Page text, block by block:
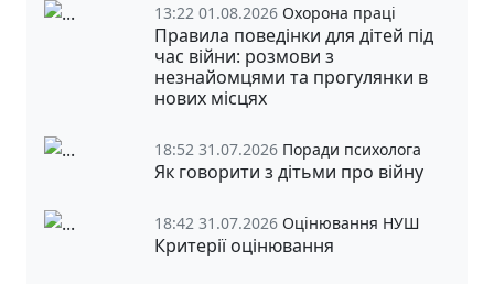
13:22 01.08.2026 Охорона праці
Правила поведінки для дітей під
час війни: розмови з
незнайомцями та прогулянки в
нових місцях
18:52 31.07.2026 Поради психолога
Як говорити з дітьми про війну
18:42 31.07.2026 Оцінювання НУШ
Критерії оцінювання